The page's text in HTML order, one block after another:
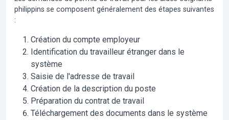
philippins se composent généralement des étapes suivantes
:
Création du compte employeur
Identification du travailleur étranger dans le
système
Saisie de l'adresse de travail
Création de la description du poste
Préparation du contrat de travail
Téléchargement des documents dans le système